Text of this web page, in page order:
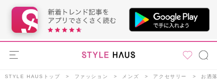
STYLE HAUSトップ ファッション メンズ アクセサリー お洒